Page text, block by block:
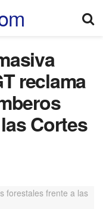
reclama
Cortes